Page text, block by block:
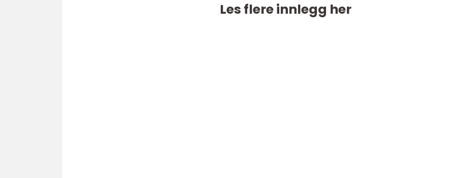
Les flere innlegg her